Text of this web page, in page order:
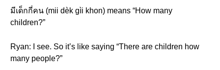
มีเด็กกี่คน (mii dèk gìi khon) means “How many
children?”
Ryan: I see. So it’s like saying “There are children how
many people?”